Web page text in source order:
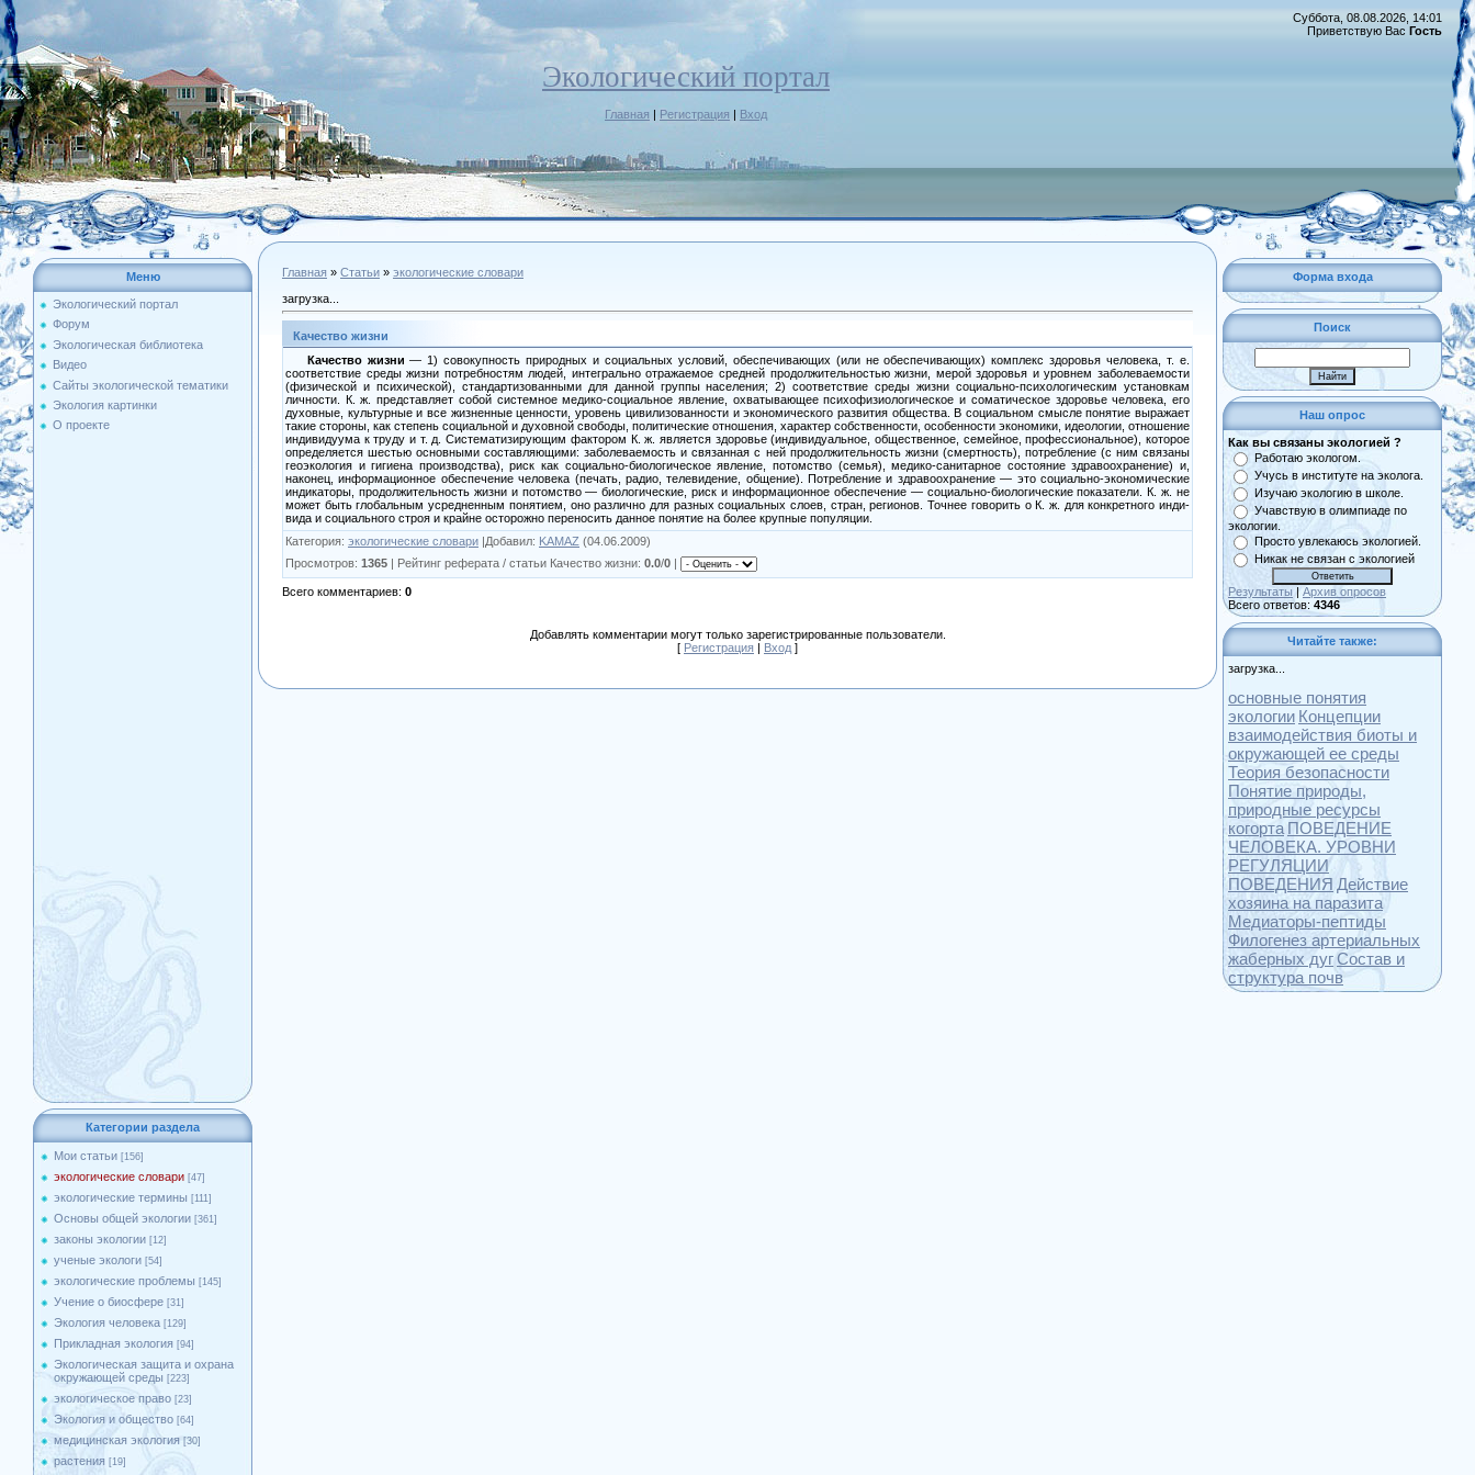
Экологический портал
Главная | Регистрация | Вход
Суббота, 08.08.2026, 14:01
Приветствую Вас Гость
Меню
Экологический портал
Форум
Экологическая библиотека
Видео
Сайты экологической тематики
Экология картинки
О проекте
Категории раздела
Мои статьи [156]
экологические словари [47]
экологические термины [111]
Основы общей экологии [361]
законы экологии [12]
ученые экологи [54]
экологические проблемы [145]
Учение о биосфере [31]
Экология человека [129]
Прикладная экология [94]
Экологическая защита и охрана
окружающей среды [223]
экологическое право [23]
Экология и общество [64]
медицинская экология [30]
растения [19]
Главная » Статьи » экологические словари
загрузка...
Качество жизни
Качество жизни — 1) сово­купность природных и социальных ус­ловий, обеспечивающих (или не обеспе­чивающих) комплекс здоровья челове­ка, т. е.
соответствие среды жизни потребностям людей, интегрально отра­жаемое средней продолжительностью жизни, мерой здоровья и уровнем забо­леваемости
(физической и психической), стандартизованными для данной груп­пы населения; 2) соответствие среды жизни социально-психологическим ус­тановкам
личности. К. ж. представляет собой системное медико-социальное яв­ление, охватывающее психофизиологическое и соматическое здоровье че­ловека, его
духовные, культурные и все жизненные ценности, уровень цивили­зованности и экономического развития общества. В социальном смысле поня­тие выражает
такие стороны, как сте­пень социальной и духовной свободы, политические отношения, характер со­бственности, особенности экономики, идеологии, отношение
индивидуума к труду и т. д. Систематизирующим фак­тором К. ж. является здоровье (индиви­дуальное, общественное, семейное, профессиональное), которое
определяет­ся шестью основными составляющими: заболеваемость и связанная с ней про­должительность жизни (смертность), потребление (с ним связаны
геоэколо­гия и гигиена производства), риск как социально-биологическое явление, по­томство (семья), медико-санитарное со­стояние здравоохранение) и,
наконец, информационное обеспечение человека (печать, радио, телевидение, общение). Потребление и здравоохранение — это социально-экономические
индикаторы, продолжительность жизни и потомст­во — биологические, риск и информа­ционное обеспечение — социально-био­логические показатели. К. ж. не
может быть глобальным усредненным поняти­ем, оно различно для разных социаль­ных слоев, стран, регионов. Точнее го­ворить о К. ж. для конкретного инди­
вида и социального строя и крайне осторожно переносить данное понятие на более крупные популяции.
Категория: экологические словари |Добавил: KAMAZ (04.06.2009)
Просмотров: 1365 | Рейтинг реферата / статьи Качество жизни: 0.0/0 |
Всего комментариев: 0
Добавлять комментарии могут только зарегистрированные пользователи.
[ Регистрация | Вход ]
Форма входа
Поиск
Наш опрос
Как вы связаны экологией ?
Работаю экологом.
Учусь в институте на эколога.
Изучаю экологию в школе.
Учавствую в олимпиаде по
экологии.
Просто увлекаюсь экологией.
Никак не связан с экологией
Результаты | Архив опросов
Всего ответов: 4346
Читайте также:
загрузка...
основные понятия
экологии Концепции
взаимодействия биоты и
окружающей ее среды
Теория безопасности
Понятие природы,
природные ресурсы
когорта ПОВЕДЕНИЕ
ЧЕЛОВЕКА. УРОВНИ
РЕГУЛЯЦИИ
ПОВЕДЕНИЯ Действие
хозяина на паразита
Медиаторы-пептиды
Филогенез артериальных
жаберных дугСостав и
структура почв